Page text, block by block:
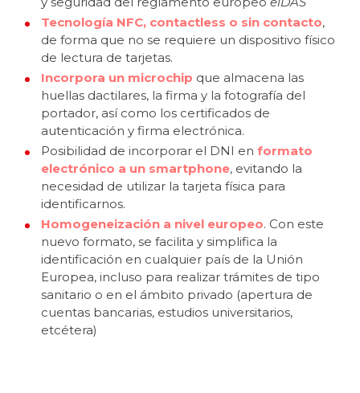
Tecnología NFC, contactless o sin contacto,
de forma que no se requiere un dispositivo físico
de lectura de tarjetas.
Incorpora un microchip que almacena las
huellas dactilares, la firma y la fotografía del
portador, así como los certificados de
autenticación y firma electrónica.
Posibilidad de incorporar el DNI en formato
electrónico a un smartphone, evitando la
necesidad de utilizar la tarjeta física para
identificarnos.
Homogeneización a nivel europeo. Con este
nuevo formato, se facilita y simplifica la
identificación en cualquier país de la Unión
Europea, incluso para realizar trámites de tipo
sanitario o en el ámbito privado (apertura de
cuentas bancarias, estudios universitarios,
etcétera)